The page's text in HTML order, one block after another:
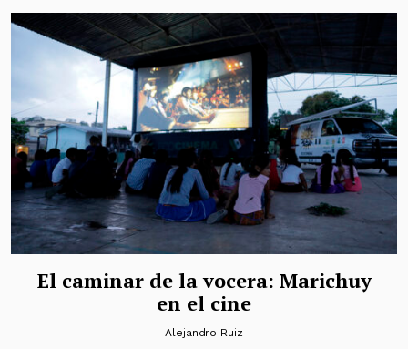
El caminar de la vocera: Marichuy
en el cine
Alejandro Ruiz